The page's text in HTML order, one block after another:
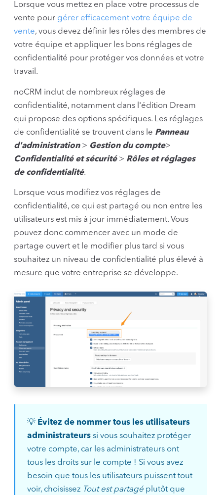
Lorsque vous mettez en place votre processus de
vente pour gérer efficacement votre équipe de
vente, vous devez définir les rôles des membres de
votre équipe et appliquer les bons réglages de
confidentialité pour protéger vos données et votre
travail.
noCRM inclut de nombreux réglages de
confidentialité, notamment dans l'édition Dream
qui propose des options spécifiques. Les réglages
de confidentialité se trouvent dans le Panneau
d'administration> Gestion du compte>
Confidentialité et sécurité> Rôles et réglages
de confidentialité.
Lorsque vous modifiez vos réglages de
confidentialité, ce qui est partagé ou non entre les
utilisateurs est mis à jour immédiatement. Vous
pouvez donc commencer avec un mode de
partage ouvert et le modifier plus tard si vous
souhaitez un niveau de confidentialité plus élevé à
mesure que votre entreprise se développe.
💡 Évitez de nommer tous les utilisateurs
administrateurs si vous souhaitez protéger
votre compte, car les administrateurs ont
tous les droits sur le compte ! Si vous avez
besoin que tous les utilisateurs puissent tout
voir, choisissez Tout est partagé plutôt que